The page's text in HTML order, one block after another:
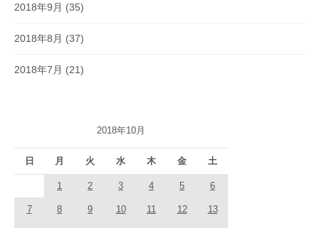
2018年9月 (35)
2018年8月 (37)
2018年7月 (21)
2018年10月
日 月 火 水 木 金 土
1 2 3 4 5 6
7 8 9 10 11 12 13